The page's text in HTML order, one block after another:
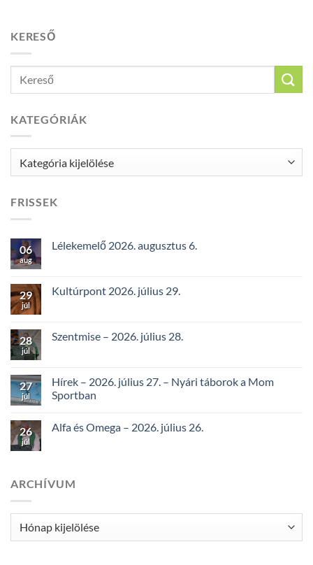
KERESŐ
KATEGÓRIÁK
FRISSEK
06
aug
Lélekemelő 2026. augusztus 6.
29
júl
Kultúrpont 2026. július 29.
28
júl
Szentmise – 2026. július 28.
27
júl
Hírek – 2026. július 27. – Nyári táborok a Mom
Sportban
26
júl
Alfa és Omega – 2026. július 26.
ARCHÍVUM
Archívum